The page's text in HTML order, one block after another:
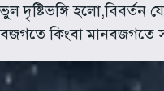
দৃষ্টিভঙ্গি হলো,বিবর্তন
কিংবা